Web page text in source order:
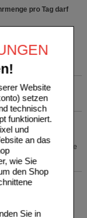
Website
setzen
technisch
funktioniert.
und
an das
wie Sie
den Shop
Sie in
pro Tag darf
kostenfrei
in eine Einkaufsliste
kauften